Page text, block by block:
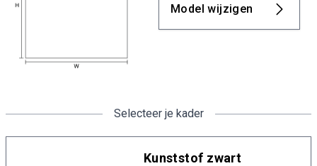
Model wijzigen
Selecteer je kader
Kunststof zwart